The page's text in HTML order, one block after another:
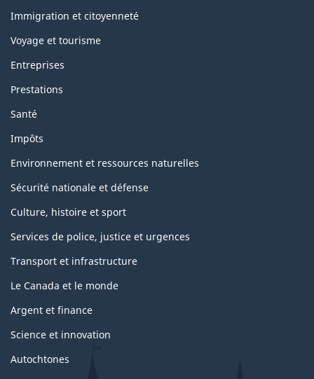
sujets
Immigration et citoyenneté
Voyage et tourisme
Entreprises
Prestations
Santé
Impôts
Environnement et ressources naturelles
Sécurité nationale et défense
Culture, histoire et sport
Services de police, justice et urgences
Transport et infrastructure
Le Canada et le monde
Argent et finance
Science et innovation
Autochtones